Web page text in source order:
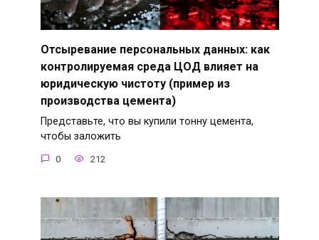
Отсыревание персональных данных: как
контролируемая среда ЦОД влияет на
юридическую чистоту (пример из
производства цемента)
Представьте, что вы купили тонну цемента,
чтобы заложить
0 212